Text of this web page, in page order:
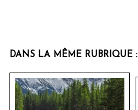
DANS LA MÊME RUBRIQUE :